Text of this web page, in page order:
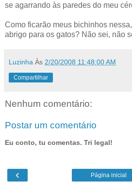
se agarrando às paredes do meu
Como ficarão meus bichinhos
abrigo para os gatos? Não sei, não
Luzinha Às 2/20/2008 11:48:00 AM
Compartilhar
Nenhum comentário:
Postar um comentário
Eu conto, tu comentas. Tri legal!
‹ Página inicial